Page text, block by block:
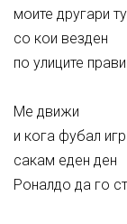
моите другари
со кои везден
по улиците
Ме движи
и кога фубал
сакам еден ден
Роналдо да го